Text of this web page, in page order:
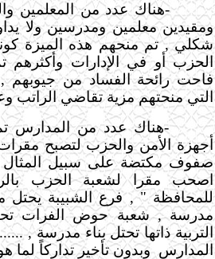
-هناك عدد من المعلمين
ومقيدين معلمين ومدرسين ولا
شكلي , تم منحهم هذه الميزة
الحزب أو في الإدارات وأكثرهم
فاحت رائحة الفساد من
التي منحتهم مزية تقاضي الراتب
-هناك عدد من المدارس تم
أجهزة الأمن والحزب لتصبح
صفوف مكتضة على سبيل
اصحب مقرا لشعبة الحزب
للمحافظة " , فرع الشبيبة يحتل
مدرسة , شعبة حوض الفرات
التربية ذاتها تحتل بناء مدرسة ,
المدارس وبدون تأخير تداركاً لما